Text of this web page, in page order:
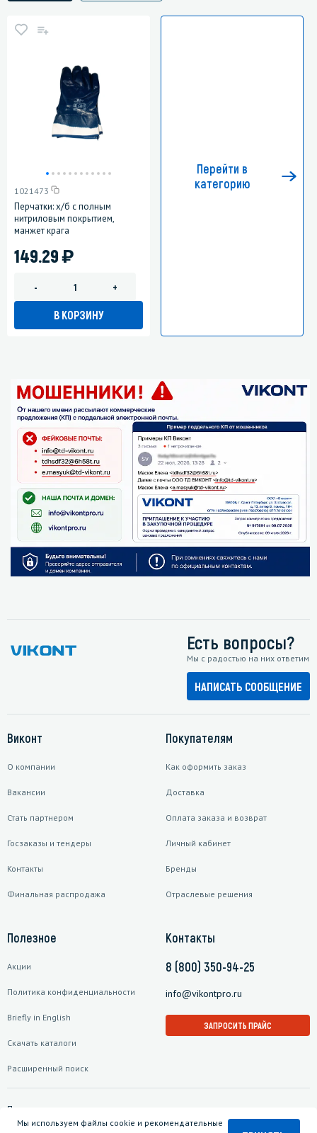
1021473
Перчатки: х/б с полным
нитриловым покрытием,
манжет крага
149.29)
- +
В КОРЗИНУ
Перейти в
категорию
Есть вопросы?
Мы с радостью на них ответим
НАПИСАТЬ СООБЩЕНИЕ
Виконт
О компании
Вакансии
Стать партнером
Госзаказы и тендеры
Контакты
Финальная распродажа
Покупателям
Как оформить заказ
Доставка
Оплата заказа и возврат
Личный кабинет
Бренды
Отраслевые решения
Полезное
Акции
Политика конфиденциальности
Briefly in English
Скачать каталоги
Расширенный поиск
Контакты
8 (800) 350-94-25
info@vikontpro.ru
ЗАПРОСИТЬ ПРАЙС
Подписаться на рассылку
Мы используем файлы cookie и рекомендательные